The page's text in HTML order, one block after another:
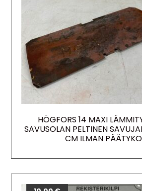
HÖGFORS 14 MAXI
SAVUSOLAN PELTINEN
CM ILMAN